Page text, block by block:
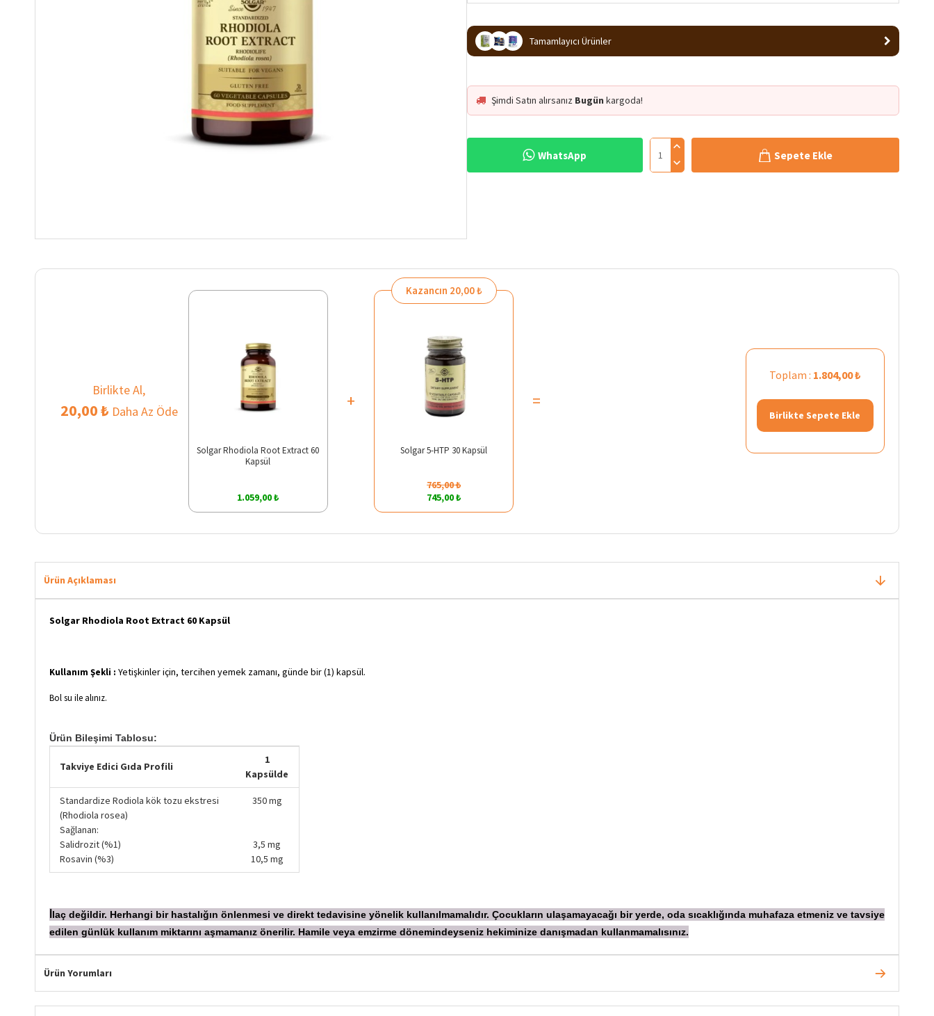
Tamamlayıcı Ürünler
Şimdi Satın alırsanız Bugün kargoda!
WhatsApp Sepete Ekle
Birlikte Al,
20,00 ₺ Daha Az Öde
Solgar Rhodiola Root Extract 60
Kapsül
1.059,00 ₺
+
Kazancın 20,00 ₺
Solgar 5-HTP 30 Kapsül
765,00 ₺
745,00 ₺
=
Toplam : 1.804,00 ₺
Birlikte Sepete Ekle
Ürün Açıklaması
Solgar Rhodiola Root Extract 60 Kapsül
Kullanım Şekli : Yetişkinler için, tercihen yemek zamanı, günde bir (1) kapsül.
Bol su ile alınız.
Ürün Bileşimi Tablosu:
Takviye Edici Gıda Profili
1
Kapsülde
Standardize Rodiola kök tozu ekstresi
(Rhodiola rosea)
Sağlanan:
Salidrozit (%1)
Rosavin (%3)
350 mg
3,5 mg
10,5 mg
laç değildir. Herhangi bir hastalığın önlenmesi ve direkt tedavisine yönelik kullanılmamalıdır. Çocukların ulaşamayacağı bir yerde, oda sıcaklığında muhafaza etmeniz ve tavsiye
edilen günlük kullanım miktarını aşmamanız önerilir. Hamile veya emzirme dönemindeyseniz hekiminize danışmadan kullanmamalısınız.
Ürün Yorumları